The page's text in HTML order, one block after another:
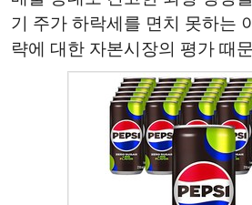
기 주가 하락세를 면치 못하는
략에 대한 자본시장의 평가 때